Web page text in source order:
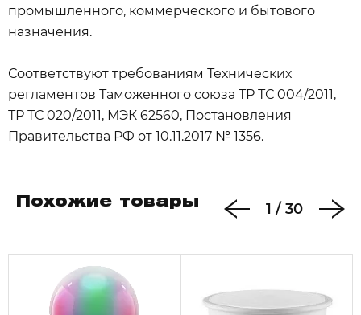
промышленного, коммерческого и бытового
назначения.
Соответствуют требованиям Технических
регламентов Таможенного союза ТР ТС 004/2011,
ТР ТС 020/2011, МЭК 62560, Постановления
Правительства РФ от 10.11.2017 № 1356.
Похожие товары 1 / 30